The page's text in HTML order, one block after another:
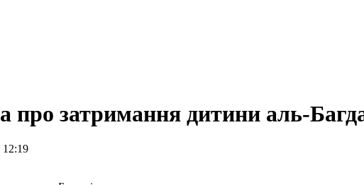
про затримання дитини аль-
12:19